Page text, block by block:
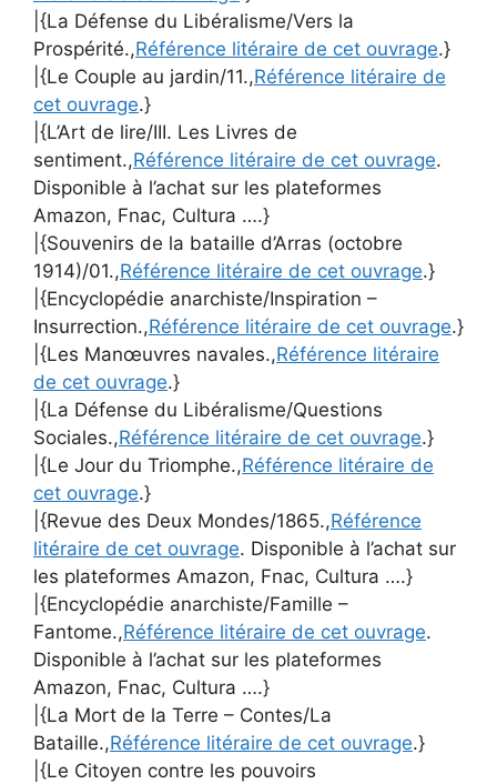
|{La Défense du Libéralisme/Vers la
Prospérité.,Référence litéraire de cet ouvrage.}
|{Le Couple au jardin/11.,Référence litéraire de
cet ouvrage.}
|{L’Art de lire/III. Les Livres de
sentiment.,Référence litéraire de cet ouvrage.
Disponible à l’achat sur les plateformes
Amazon, Fnac, Cultura ….}
|{Souvenirs de la bataille d’Arras (octobre
1914)/01.,Référence litéraire de cet ouvrage.}
|{Encyclopédie anarchiste/Inspiration –
Insurrection.,Référence litéraire de cet ouvrage.}
|{Les Manœuvres navales.,Référence litéraire
de cet ouvrage.}
|{La Défense du Libéralisme/Questions
Sociales.,Référence litéraire de cet ouvrage.}
|{Le Jour du Triomphe.,Référence litéraire de
cet ouvrage.}
|{Revue des Deux Mondes/1865.,Référence
litéraire de cet ouvrage. Disponible à l’achat sur
les plateformes Amazon, Fnac, Cultura ….}
|{Encyclopédie anarchiste/Famille –
Fantome.,Référence litéraire de cet ouvrage.
Disponible à l’achat sur les plateformes
Amazon, Fnac, Cultura ….}
|{La Mort de la Terre – Contes/La
Bataille.,Référence litéraire de cet ouvrage.}
|{Le Citoyen contre les pouvoirs